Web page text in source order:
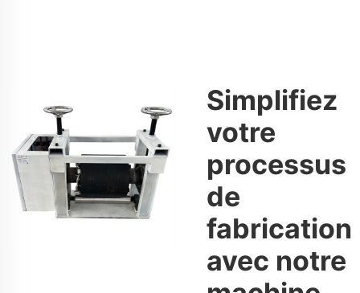
Simplifiez
votre
processus
de
fabrication
avec notre